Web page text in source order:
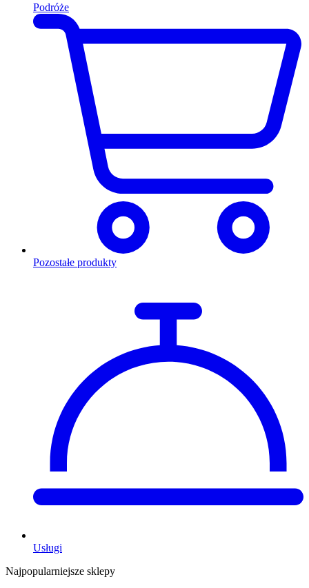
Podróże
Pozostałe produkty
Usługi
Najpopularniejsze sklepy